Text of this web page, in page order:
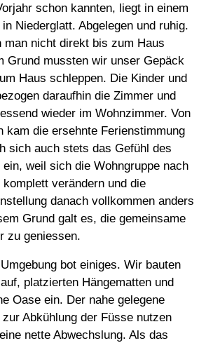
schon kannten, liegt in einem
Niederglatt. Abgelegen und ruhig.
man nicht direkt bis zum Haus
Grund mussten wir unser Gepäck
Haus schleppen. Die Kinder und
daraufhin die Zimmer und
wieder im Wohnzimmer. Von
kam die ersehnte Ferienstimmung
sich auch stets das Gefühl des
weil sich die Wohngruppe nach
verändern und die
danach vollkommen anders
Grund galt es, die gemeinsame
zu geniessen.
bot einiges. Wir bauten
platzierten Hängematten und
Oase ein. Der nahe gelegene
Abkühlung der Füsse nutzen
nette Abwechslung. Als das